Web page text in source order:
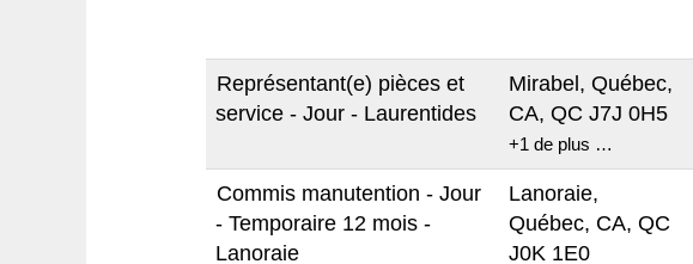
Représentant(e) pièces et
service - Jour - Laurentides
Mirabel, Québec,
CA, QC J7J 0H5
+1 de plus …
Commis manutention - Jour
- Temporaire 12 mois -
Lanoraie
Lanoraie,
Québec, CA, QC
J0K 1E0